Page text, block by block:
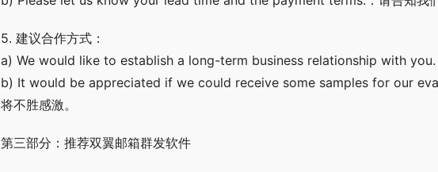
5. 建议合作方式：
a) We would like to establish a long-term business relationship with you.
b) It would be appreciated if we could receive some samples for our
将不胜感激。
第三部分：推荐双翼邮箱群发软件